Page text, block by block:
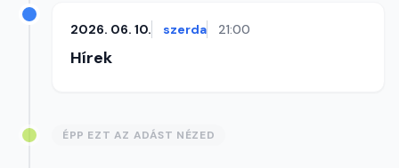
2026. 06. 10. szerda 21:00
Hírek
ÉPP EZT AZ ADÁST NÉZED